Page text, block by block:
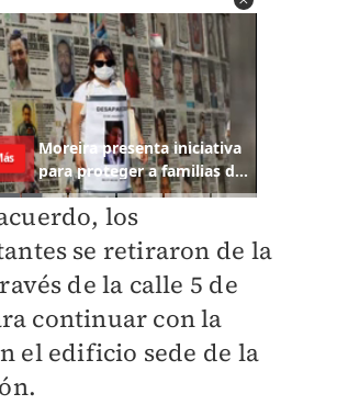
los
se retiraron de la
de la calle 5 de
continuar con la
el edificio sede de la